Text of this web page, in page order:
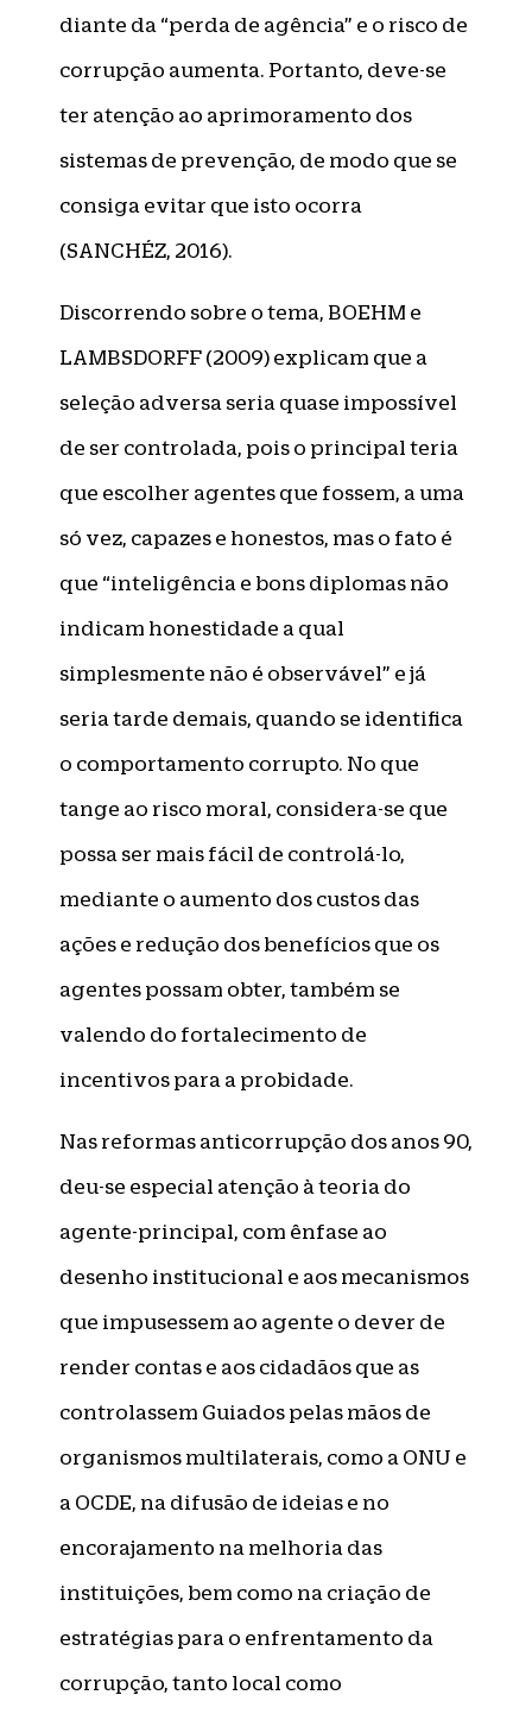
diante da “perda de agência” e o risco de
corrupção aumenta. Portanto, deve-se
ter atenção ao aprimoramento dos
sistemas de prevenção, de modo que se
consiga evitar que isto ocorra
(SANCHÉZ, 2016).
Discorrendo sobre o tema, BOEHM e
LAMBSDORFF (2009) explicam que a
seleção adversa seria quase impossível
de ser controlada, pois o principal teria
que escolher agentes que fossem, a uma
só vez, capazes e honestos, mas o fato é
que “inteligência e bons diplomas não
indicam honestidade a qual
simplesmente não é observável” e já
seria tarde demais, quando se identifica
o comportamento corrupto. No que
tange ao risco moral, considera-se que
possa ser mais fácil de controlá-lo,
mediante o aumento dos custos das
ações e redução dos benefícios que os
agentes possam obter, também se
valendo do fortalecimento de
incentivos para a probidade.
Nas reformas anticorrupção dos anos 90,
deu-se especial atenção à teoria do
agente-principal, com ênfase ao
desenho institucional e aos mecanismos
que impusessem ao agente o dever de
render contas e aos cidadãos que as
controlassem Guiados pelas mãos de
organismos multilaterais, como a ONU e
a OCDE, na difusão de ideias e no
encorajamento na melhoria das
instituições, bem como na criação de
estratégias para o enfrentamento da
corrupção, tanto local como